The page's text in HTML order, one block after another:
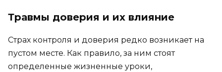
Травмы доверия и их влияние
Страх контроля и доверия редко возникает на
пустом месте. Как правило, за ним стоят
определенные жизненные уроки,